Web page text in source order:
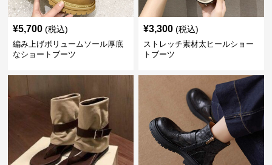
¥5,700 (税込)
編み上げボリュームソール厚底
なショートブーツ
¥3,300 (税込)
ストレッチ素材太ヒールショー
トブーツ